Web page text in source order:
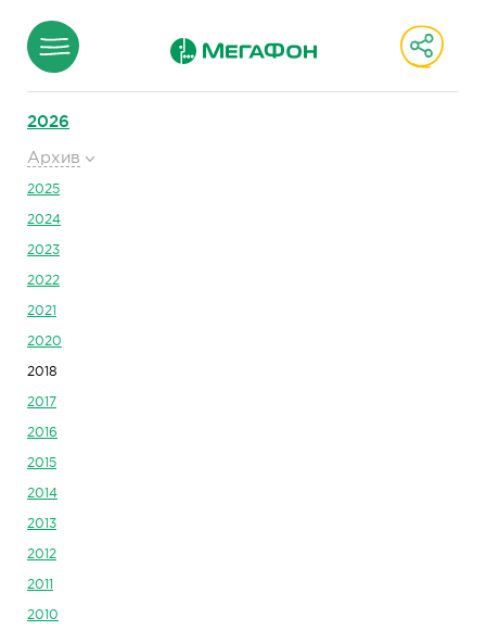
2026
Архив
2025
2024
2023
2022
2021
2020
2018
2017
2016
2015
2014
2013
2012
2011
2010